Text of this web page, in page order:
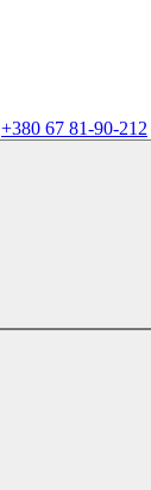
+380 67 81-90-212